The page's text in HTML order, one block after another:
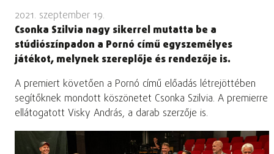
2021. szeptember 19.
Csonka Szilvia nagy sikerrel mutatta be a
stúdiószínpadon a Pornó című egyszemélyes
játékot, melynek szereplője és rendezője is.
A premiert követően a Pornó című előadás létrejöttében
segítőknek mondott köszönetet Csonka Szilvia. A premierre
ellátogatott Visky András, a darab szerzője is.